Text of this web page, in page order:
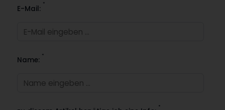
E-Mail: *
Name: *
*